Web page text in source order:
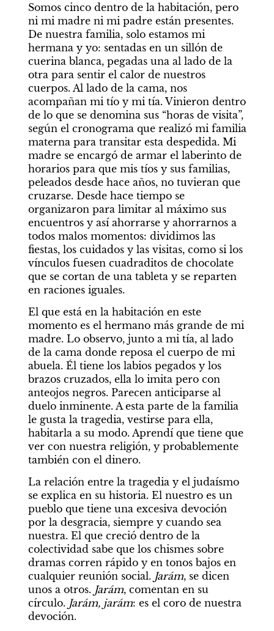
Somos cinco dentro de la habitación, pero
ni mi madre ni mi padre están presentes.
De nuestra familia, solo estamos mi
hermana y yo: sentadas en un sillón de
cuerina blanca, pegadas una al lado de la
otra para sentir el calor de nuestros
cuerpos. Al lado de la cama, nos
acompañan mi tío y mi tía. Vinieron dentro
de lo que se denomina sus “horas de visita”,
según el cronograma que realizó mi familia
materna para transitar esta despedida. Mi
madre se encargó de armar el laberinto de
horarios para que mis tíos y sus familias,
peleados desde hace años, no tuvieran que
cruzarse. Desde hace tiempo se
organizaron para limitar al máximo sus
encuentros y así ahorrarse y ahorrarnos a
todos malos momentos: dividimos las
fiestas, los cuidados y las visitas, como si los
vínculos fuesen cuadraditos de chocolate
que se cortan de una tableta y se reparten
en raciones iguales.
El que está en la habitación en este
momento es el hermano más grande de mi
madre. Lo observo, junto a mi tía, al lado
de la cama donde reposa el cuerpo de mi
abuela. Él tiene los labios pegados y los
brazos cruzados, ella lo imita pero con
anteojos negros. Parecen anticiparse al
duelo inminente. A esta parte de la familia
le gusta la tragedia, vestirse para ella,
habitarla a su modo. Aprendí que tiene que
ver con nuestra religión, y probablemente
también con el dinero.
La relación entre la tragedia y el judaísmo
se explica en su historia. El nuestro es un
pueblo que tiene una excesiva devoción
por la desgracia, siempre y cuando sea
nuestra. El que creció dentro de la
colectividad sabe que los chismes sobre
dramas corren rápido y en tonos bajos en
cualquier reunión social. Jarám, se dicen
unos a otros. Jarám, comentan en su
círculo. Jarám, jarám: es el coro de nuestra
devoción.